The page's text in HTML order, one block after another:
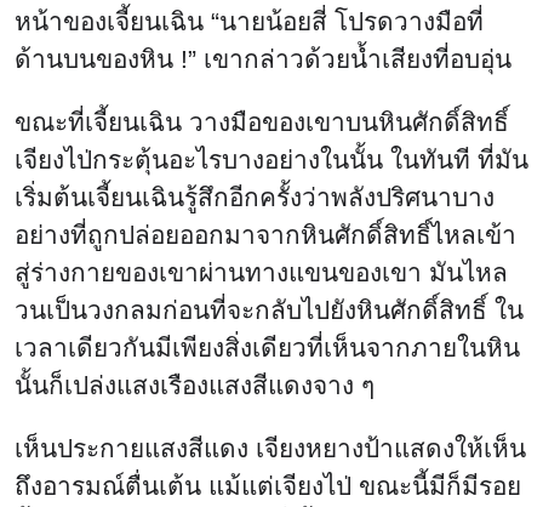
หน้าของเจี้ยนเฉิน “นายน้อยสี่ โปรดวางมือที่
ด้านบนของหิน !” เขากล่าวด้วยน้ำเสียงที่อบอุ่น
ขณะที่เจี้ยนเฉิน วางมือของเขาบนหินศักดิ์สิทธิ์
เจียงไป่กระตุ้นอะไรบางอย่างในนั้น ในทันที ที่มัน
เริ่มต้นเจี้ยนเฉินรู้สึกอีกครั้งว่าพลังปริศนาบาง
อย่างที่ถูกปล่อยออกมาจากหินศักดิ์สิทธิ์ไหลเข้า
สู่ร่างกายของเขาผ่านทางแขนของเขา มันไหล
วนเป็นวงกลมก่อนที่จะกลับไปยังหินศักดิ์สิทธิ์ ใน
เวลาเดียวกันมีเพียงสิ่งเดียวที่เห็นจากภายในหิน
นั้นก็เปล่งแสงเรืองแสงสีแดงจาง ๆ
เห็นประกายแสงสีแดง เจียงหยางป้าแสดงให้เห็น
ถึงอารมณ์ตื่นเต้น แม้แต่เจียงไป่ ขณะนี้มีก็มีรอย